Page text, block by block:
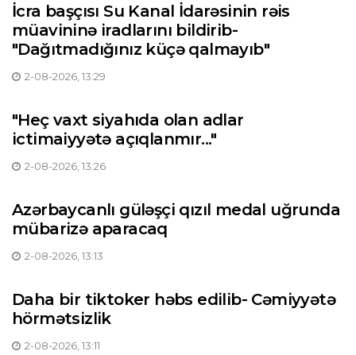
İcra başçısı Su Kanal İdarəsinin rəis
müavininə iradlarını bildirib-
"Dağıtmadığınız küçə qalmayıb"
2-08-2026, 13:29
"Heç vaxt siyahıda olan adlar
ictimaiyyətə açıqlanmır..."
2-08-2026, 13:26
Azərbaycanlı güləşçi qızıl medal uğrunda
mübarizə aparacaq
2-08-2026, 13:13
Daha bir tiktoker həbs edilib- Cəmiyyətə
hörmətsizlik
2-08-2026, 13:11